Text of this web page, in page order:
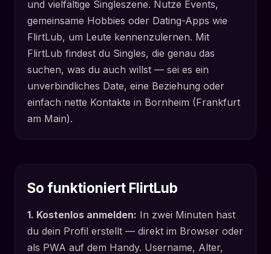
und vielfältige Singleszene. Nutze Events,
gemeinsame Hobbies oder Dating-Apps wie
FlirtLub, um Leute kennenzulernen. Mit
FlirtLub findest du Singles, die genau das
suchen, was du auch willst — sei es ein
unverbindliches Date, eine Beziehung oder
einfach nette Kontakte in Bornheim (Frankfurt
am Main).
So funktioniert FlirtLub
1. Kostenlos anmelden: In zwei Minuten hast
du dein Profil erstellt — direkt im Browser oder
als PWA auf dem Handy. Username, Alter,